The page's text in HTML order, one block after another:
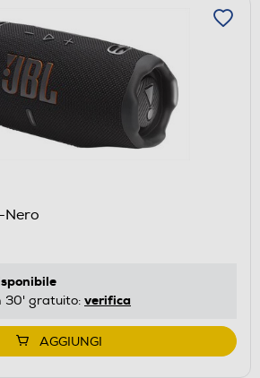
Nero
30' gratuito: verifica
AGGIUNGI